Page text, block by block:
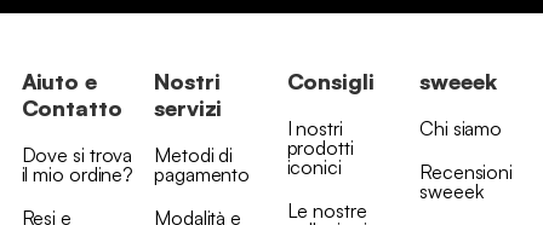
Aiuto e
Contatto
Dove si trova
il mio ordine?
Resi e
Nostri
servizi
Metodi di
pagamento
Modalità e
Consigli
I nostri
prodotti
iconici
Le nostre
sweeek
Chi siamo
Recensioni
sweeek